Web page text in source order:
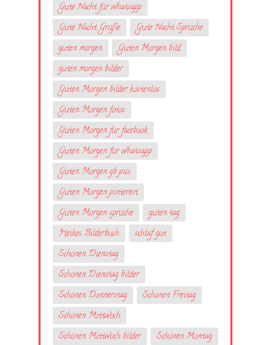
Gute Nacht für whatsapp
Gute Nacht Grüße
Gute Nacht Sprüche
guten morgen
Guten Morgen bild
guten morgen bilder
Guten Morgen bilder kostenlos
Guten Morgen fotos
Guten Morgen für facebook
Guten Morgen für whatsapp
Guten Morgen gb pics
Guten Morgen pinterest
Guten Morgen sprüche
guten tag
Heikes Bilderbuch
schlaf gut
Schönen Dienstag
Schönen Dienstag bilder
Schönen Donnerstag
Schönen Freitag
Schönen Mittwoch
Schönen Mittwoch bilder
Schönen Montag